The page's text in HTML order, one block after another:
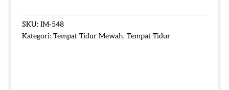
SKU: IM-548
Kategori: Tempat Tidur Mewah, Tempat Tidur